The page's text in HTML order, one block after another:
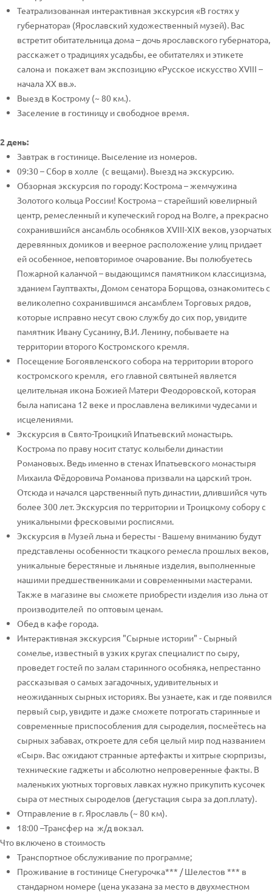
Театрализованная интерактивная экскурсия «В гостях у
губернатора» (Ярославский художественный музей). Вас
встретит обитательница дома – дочь ярославского губернатора,
расскажет о традициях усадьбы, ее обитателях и этикете
салона и покажет вам экспозицию «Русское искусство XVIII –
начала XX вв.».
Выезд в Кострому (~ 80 км.).
Заселение в гостиницу и свободное время.
2 день:
Завтрак в гостинице. Выселение из номеров.
09:30 – Сбор в холле (с вещами). Выезд на экскурсию.
Обзорная экскурсия по городу: Кострома – жемчужина
Золотого кольца России! Кострома – старейший ювелирный
центр, ремесленный и купеческий город на Волге, а прекрасно
сохранившийся ансамбль особняков XVIII-XIX веков, узорчатых
деревянных домиков и веерное расположение улиц придает
ей особенное, неповторимое очарование. Вы полюбуетесь
Пожарной каланчой – выдающимся памятником классицизма,
зданием Гауптвахты, Домом сенатора Борщова, ознакомитесь с
великолепно сохранившимся ансамблем Торговых рядов,
которые исправно несут свою службу до сих пор, увидите
памятник Ивану Сусанину, В.И. Ленину, побываете на
территории второго Костромского кремля.
Посещение Богоявленского собора на территории второго
костромского кремля, его главной святыней является
целительная икона Божией Матери Феодоровской, которая
была написана 12 веке и прославлена великими чудесами и
исцелениями.
Экскурсия в Свято-Троицкий Ипатьевский монастырь.
Кострома по праву носит статус колыбели династии
Романовых. Ведь именно в стенах Ипатьевского монастыря
Михаила Фёдоровича Романова призвали на царский трон.
Отсюда и начался царственный путь династии, длившийся чуть
более 300 лет. Экскурсия по территории и Троицкому собору с
уникальными фресковыми росписями.
Экскурсия в Музей льна и бересты - Вашему вниманию будут
представлены особенности ткацкого ремесла прошлых веков,
уникальные берестяные и льняные изделия, выполненные
нашими предшественниками и современными мастерами.
Также в магазине вы сможете приобрести изделия изо льна от
производителей по оптовым ценам.
Обед в кафе города.
Интерактивная экскурсия "Сырные истории" - Сырный
сомелье, известный в узких кругах специалист по сыру,
проведет гостей по залам старинного особняка, непрестанно
рассказывая о самых загадочных, удивительных и
неожиданных сырных историях. Вы узнаете, как и где появился
первый сыр, увидите и даже сможете потрогать старинные и
современные приспособления для сыроделия, посмеётесь на
сырных забавах, откроете для себя целый мир под названием
«Сыр». Вас ожидают странные артефакты и хитрые сюрпризы,
технические гаджеты и абсолютно непроверенные факты. В
маленьких уютных торговых лавках нужно прикупить кусочек
сыра от местных сыроделов (дегустация сыра за доп.плату).
Отправление в г. Ярославль (~ 80 км).
18:00 –Трансфер на ж/д вокзал.
Что включено в стоимость
Транспортное обслуживание по программе;
Проживание в гостинице Снегурочка*** / Шелестов *** в
стандарном номере (цена указана за место в двухместном